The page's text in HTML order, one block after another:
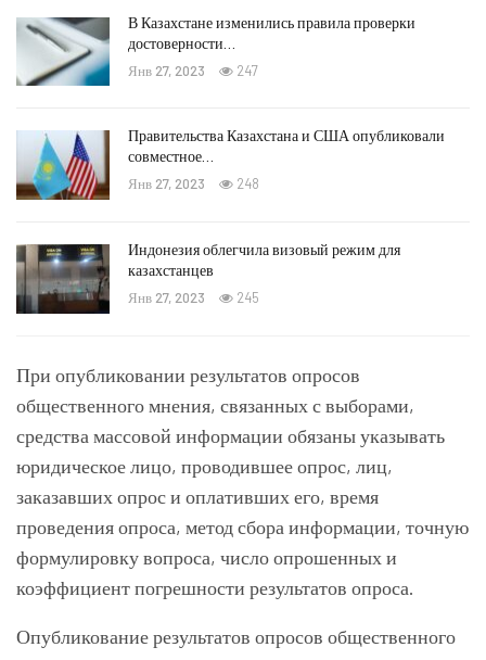
В Казахстане изменились правила проверки
достоверности…
Янв 27, 2023 247
Правительства Казахстана и США опубликовали
совместное…
Янв 27, 2023 248
Индонезия облегчила визовый режим для
казахстанцев
Янв 27, 2023 245
При опубликовании результатов опросов
общественного мнения, связанных с выборами,
средства массовой информации обязаны указывать
юридическое лицо, проводившее опрос, лиц,
заказавших опрос и оплативших его, время
проведения опроса, метод сбора информации, точную
формулировку вопроса, число опрошенных и
коэффициент погрешности результатов опроса.
Опубликование результатов опросов общественного